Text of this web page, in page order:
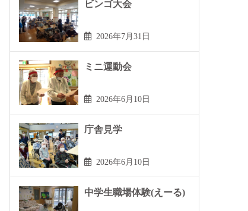
ビンゴ大会
2026年7月31日
ミニ運動会
2026年6月10日
庁舎見学
2026年6月10日
中学生職場体験(えーる)